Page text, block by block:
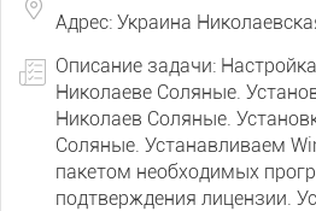
Адрес: Украина
Описание задачи:
Николаеве Соляные.
Николаев Соляные.
Соляные. Устанавливаем
пакетом необходимых
подтверждения лицензии.